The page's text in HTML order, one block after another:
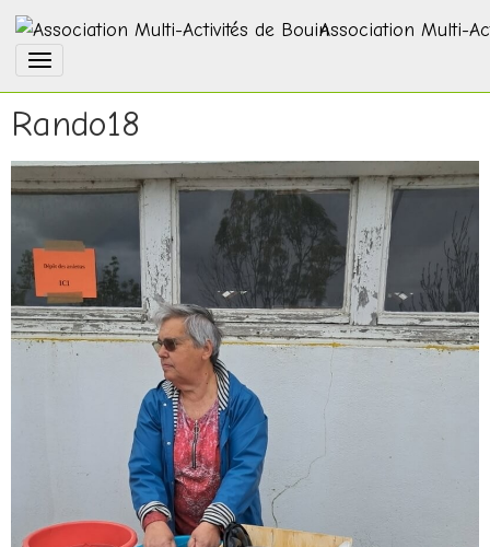
Association Multi-
Rando18